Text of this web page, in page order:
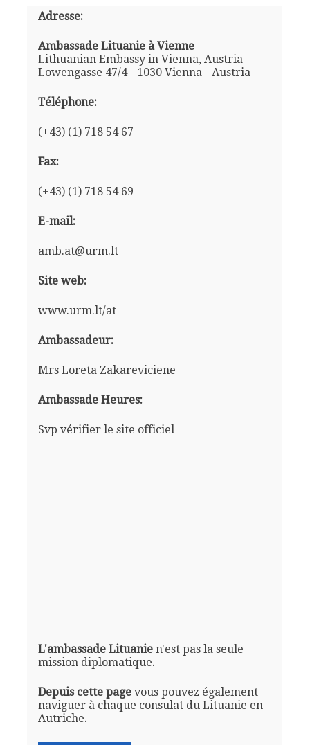
Adresse:
Ambassade Lituanie à Vienne
Lithuanian Embassy in Vienna, Austria -
Lowengasse 47/4 - 1030 Vienna - Austria
Téléphone:
(+43) (1) 718 54 67
Fax:
(+43) (1) 718 54 69
E-mail:
amb.at@urm.lt
Site web:
www.urm.lt/at
Ambassadeur:
Mrs Loreta Zakareviciene
Ambassade Heures:
Svp vérifier le site officiel
L'ambassade Lituanien'est pas la seule
mission diplomatique.
Depuis cette pagevous pouvez également
naviguer à chaque consulat du Lituanie en
Autriche.